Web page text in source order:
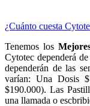
¿Cuánto cuesta
Tenemos los
Cytotec dependerá
dependerán de las
varían: Una Dosis
$190.000). Las
una llamada o